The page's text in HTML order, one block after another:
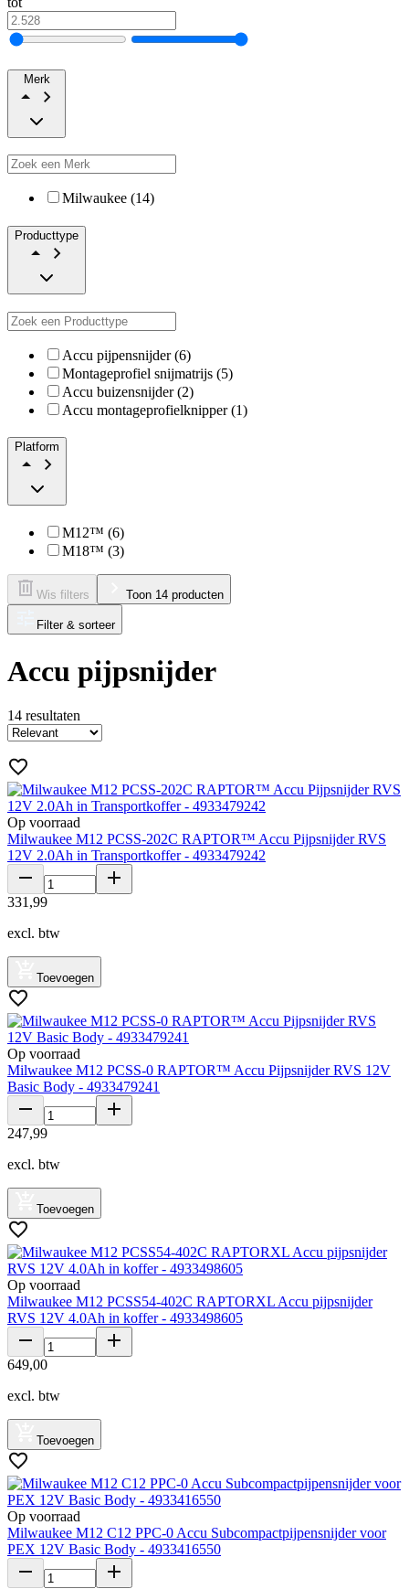
Merk
Milwaukee (14)
Producttype
Accu pijpensnijder (6)
Montageprofiel snijmatrijs (5)
Accu buizensnijder (2)
Accu montageprofielknipper (1)
Platform
M12™ (6)
M18™ (3)
Wis filters Toon 14 producten
Filter & sorteer
Accu pijpsnijder
14 resultaten
Op voorraad
Milwaukee M12 PCSS-202C RAPTOR™ Accu Pijpsnijder RVS
12V 2.0Ah in Transportkoffer - 4933479242
331 ,99
excl. btw
Toevoegen
Op voorraad
Milwaukee M12 PCSS-0 RAPTOR™ Accu Pijpsnijder RVS 12V
Basic Body - 4933479241
247,99
excl. btw
Toevoegen
Op voorraad
Milwaukee M12 PCSS54-402C RAPTORXL Accu pijpsnijder
RVS 12V 4.0Ah in koffer - 4933498605
649,00
excl. btw
Toevoegen
Op voorraad
Milwaukee M12 C12 PPC-0 Accu Subcompactpijpensnijder voor
PEX 12V Basic Body - 4933416550